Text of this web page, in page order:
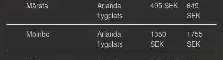
Märsta
Arlanda
flygplats
495 SEK
645
SEK
Mölnbo
Arlanda
flygplats
1350
SEK
1755
SEK